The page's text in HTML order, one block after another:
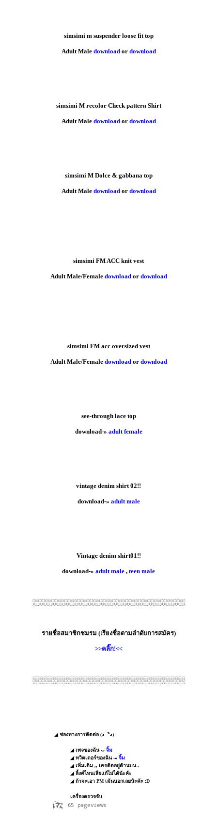
simsimi m suspender loose fit top
Adult Male downloador download
simsimi M recolor Check pattern Shirt
Adult Male downloador download
simsimi M Dolce & gabbana top
Adult Male downloador download
simsimi FM ACC knit vest
Adult Male/Female downloador download
simsimi FM acc oversized vest
Adult Male/Female downloador download
see-through lace top
download-» adult female
vintage denim shirt 02!!
download-» adult male
Vintage denim shirt01!!
download-» adult male , teen male
░░░░░░░░░░░░░░░░░░░░░░░░░░░░░░░░░░░
รายชื่อสมาชิกชมรม (เรียงชื่อตามลำดับการสมัคร)
>>คลิ๊ก!<<
░░░░░░░░░░░░░░░░░░░░░░░░░░░░░░░░░░░
◢ ช่องทางการติดต่อ (◕〝◕)
◢ เพจของฉัน -» จิ้ม
◢ ทวิตเตอร์ของฉัน -» จิ้ม
◢ เพิ่มเติม ,, เครดิตอยู่ด้านบน .
◢ ลิ้งค์ไหนเสียแก้ไม่ได้น้ะค้ะ
◢ ถ้าจะเอา PM เม้นบอกเลยน้ะค้ะ :D
เครื่องตรวจจับ